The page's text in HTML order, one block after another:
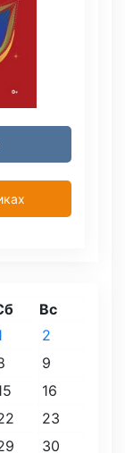
Вс
2
9
16
23
30